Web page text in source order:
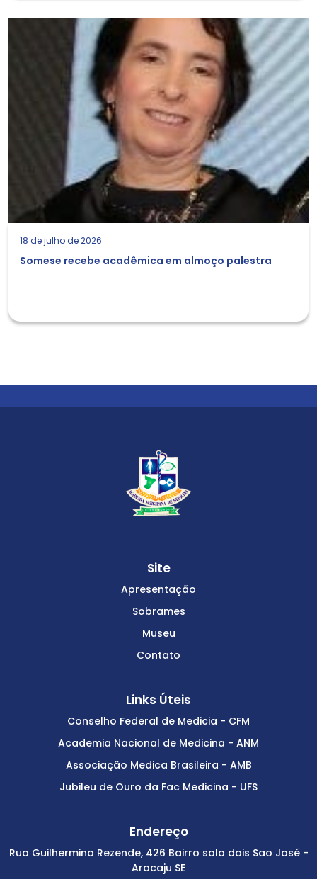
18 de julho de 2026
Somese recebe acadêmica em almoço palestra
Site
Apresentação
Sobrames
Museu
Contato
Links Úteis
Conselho Federal de Medicia - CFM
Academia Nacional de Medicina - ANM
Associação Medica Brasileira - AMB
Jubileu de Ouro da Fac Medicina - UFS
Endereço
Rua Guilhermino Rezende, 426 Bairro sala dois Sao José -
Aracaju SE